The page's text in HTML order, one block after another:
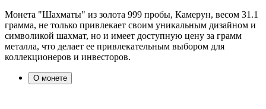
Монета "Шахматы" из золота 999 пробы, Камерун, весом 31.1
грамма, не только привлекает своим уникальным дизайном и
символикой шахмат, но и имеет доступную цену за грамм
металла, что делает ее привлекательным выбором для
коллекционеров и инвесторов.
О монете